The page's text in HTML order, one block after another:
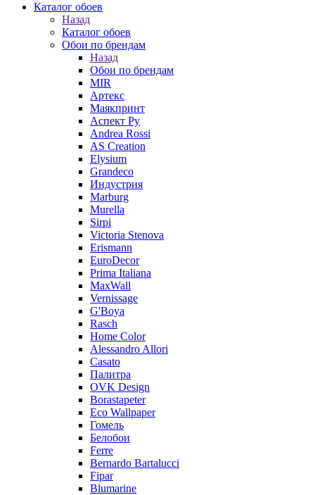
Каталог обоев
Назад
Каталог обоев
Обои по брендам
Назад
Обои по брендам
MIR
Артекс
Маякпринт
Аспект Ру
Andrea Rossi
AS Creation
Elysium
Grandeco
Индустрия
Marburg
Murella
Sirpi
Victoria Stenova
Erismann
EuroDecor
Prima Italiana
MaxWall
Vernissage
G'Boya
Rasch
Home Color
Alessandro Allori
Casato
Палитра
OVK Design
Borastapeter
Eco Wallpaper
Гомель
Белобои
Ferre
Bernardo Bartalucci
Fipar
Blumarine